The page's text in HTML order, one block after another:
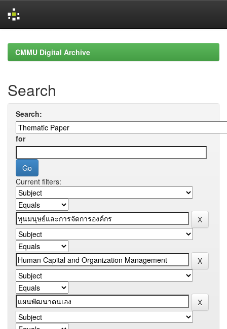
navigationCMMU Digital Archive
Search
Search:
for
Current filters: